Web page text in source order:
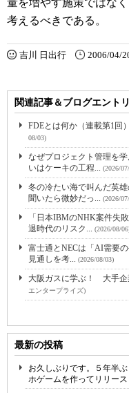
量を増やす施策ではな
考えるべきである。
吉川 日出行 2006/04/
関連記事＆ブログエント
FDEとは何か（連載第1回
08/03)
なぜプロジェクト管理を
いはケーキの工程... (2026/
冬の冷たい海で叫んだ英
聞いたら微妙だっ... (2026/
「日本IBMのNHK案件失
退時代のリスク... (2026/08/
富士通とNECは「AI需要
見通しを考... (2026/08/03)
大阪ガスに学ぶ！ 大手企
エンタープライズ)
最新の投稿
お久しぶりです。５年半
ホゲームを作ってリリー